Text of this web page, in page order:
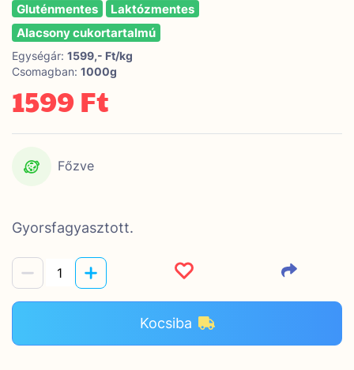
Gluténmentes
Laktózmentes
Alacsony cukortartalmú
Egységár: 1599,- Ft/kg
Csomagban: 1000g
1599 Ft
Főzve
Gyorsfagyasztott.
Kocsiba